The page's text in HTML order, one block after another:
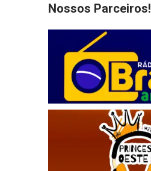
Nossos Parceiros!